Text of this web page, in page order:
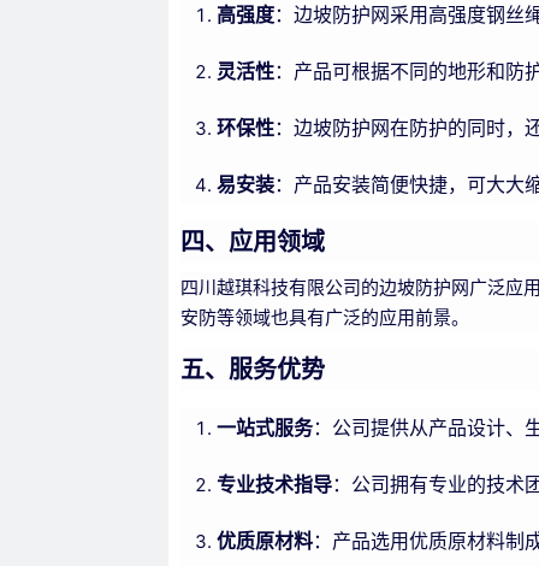
高强度：边坡防护网采用高强度钢丝
灵活性：产品可根据不同的地形和防
环保性：边坡防护网在防护的同时，
易安装：产品安装简便快捷，可大大
四、应用领域
四川越琪科技有限公司的边坡防护网广泛应
安防等领域也具有广泛的应用前景。
五、服务优势
一站式服务：公司提供从产品设计、
专业技术指导：公司拥有专业的技术
优质原材料：产品选用优质原材料制